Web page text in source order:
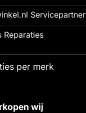
Servicepartner
Reparaties
per merk
wij